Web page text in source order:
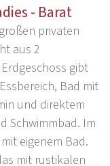
- Barat
privaten
aus 2
gibt
Bad mit
und direktem
Schwimmbad. Im
eigenem Bad.
mit rustikalen